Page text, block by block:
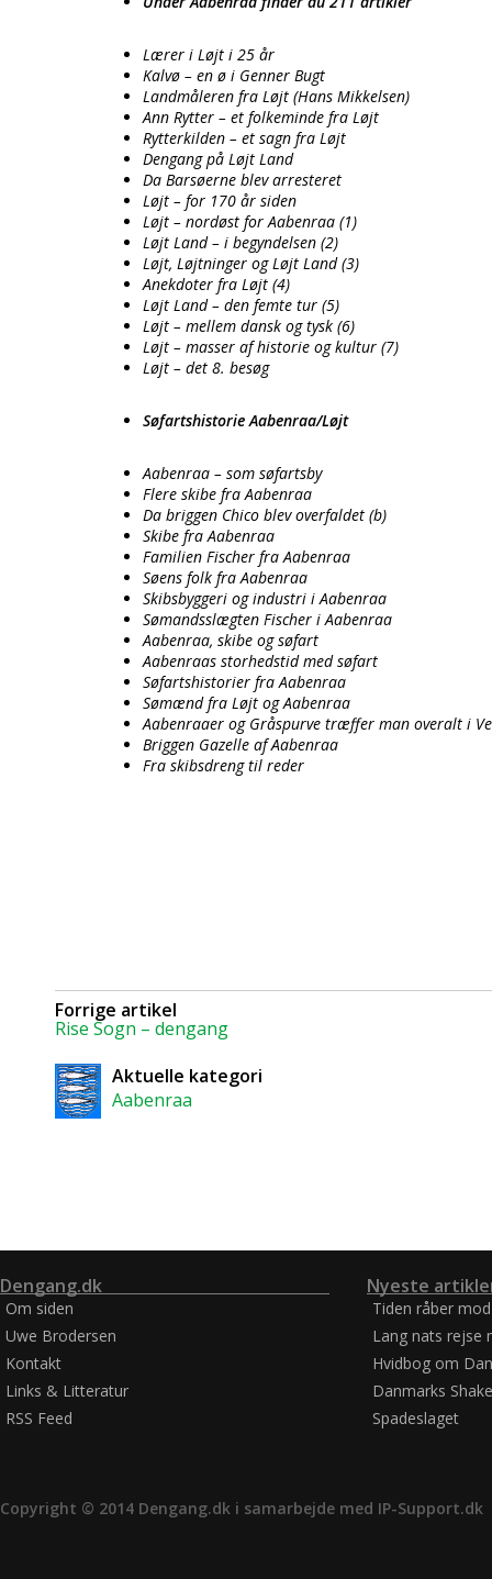
Lærer i Løjt i 25 år
Kalvø – en ø i Genner Bugt
Landmåleren fra Løjt (Hans Mikkelsen)
Ann Rytter – et folkeminde fra Løjt
Rytterkilden – et sagn fra Løjt
Dengang på Løjt Land
Da Barsøerne blev arresteret
Løjt – for 170 år siden
Løjt – nordøst for Aabenraa (1)
Løjt Land – i begyndelsen (2)
Løjt, Løjtninger og Løjt Land (3)
Anekdoter fra Løjt (4)
Løjt Land – den femte tur (5)
Løjt – mellem dansk og tysk (6)
Løjt – masser af historie og kultur (7)
Løjt – det 8. besøg
Søfartshistorie Aabenraa/Løjt
Aabenraa – som søfartsby
Flere skibe fra Aabenraa
Da briggen Chico blev overfaldet (b)
Skibe fra Aabenraa
Familien Fischer fra Aabenraa
Søens folk fra Aabenraa
Skibsbyggeri og industri i Aabenraa
Sømandsslægten Fischer i Aabenraa
Aabenraa, skibe og søfart
Aabenraas storhedstid med søfart
Søfartshistorier fra Aabenraa
Sømænd fra Løjt og Aabenraa
Aabenraaer og Gråspurve træffer man overalt i
Briggen Gazelle af Aabenraa
Fra skibsdreng til reder
Forrige artikel
Rise Sogn – dengang
Aktuelle kategori
Aabenraa
Dengang.dk
Om siden
Uwe Brodersen
Kontakt
Links & Litteratur
RSS Feed
Nyeste
Tiden råber
Lang nats rejse
Hvidbog om
Danmarks
Spadeslaget
Copyright © 2014 Dengang.dk i samarbejde med IP-Support.dk